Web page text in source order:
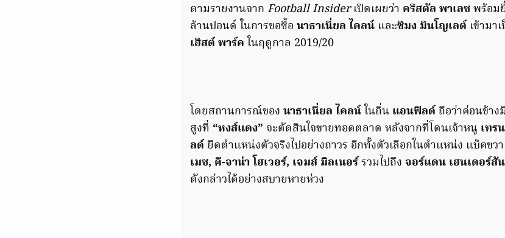
ตามรายงานจาก Football Insiderเปิดเผยว่า คริสตัล พาเลซพร้อม
ล้านปอนด์ ในการขอซื้อ นาธาเนี่ยล ไคลน์ และซิมง มินโญเลต์ เข้ามา
เฮิสต์ พาร์ค ในฤดูกาล 2019/20
โดยสถานการณ์ของ นาธาเนี่ยล ไคลน์ในถิ่น แอนฟิลด์ ถือว่าค่อนข้า
สูงที่ “หงส์แดง” จะตัดสินใจขายทอดตลาด หลังจากที่โดนเจ้าหนู เทร
ลด์ ยึดตำแหน่งตัวจริงไปอย่างถาวร อีกทั้งตัวเลือกในตำแหน่ง แบ็คขว
เมซ, คี-จาน่า โฮเวอร์, เจมส์ มิลเนอร์รวมไปถึง จอร์แดน เฮนเดอร์สัน
ดังกล่าวได้อย่างสบายหายห่วง